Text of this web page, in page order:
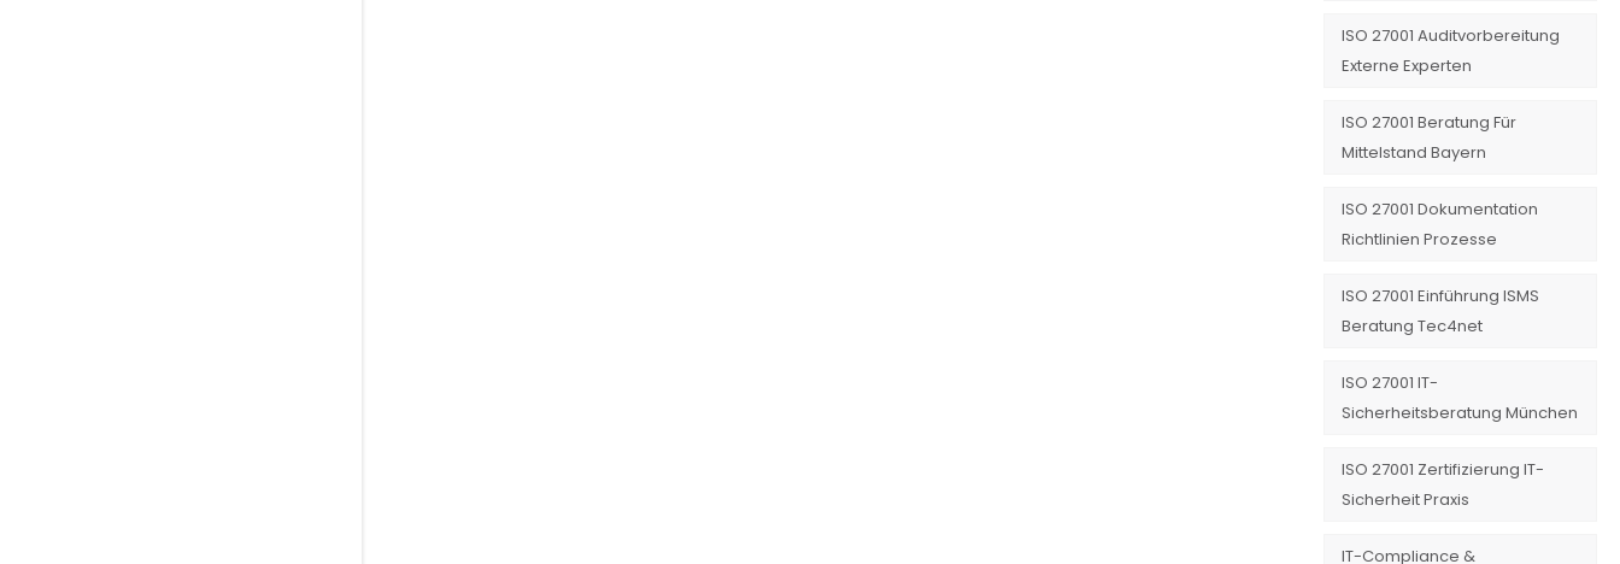
ISO 27001 Auditvorbereitung
Externe Experten
ISO 27001 Beratung Für
Mittelstand Bayern
ISO 27001 Dokumentation
Richtlinien Prozesse
ISO 27001 Einführung ISMS
Beratung Tec4net
ISO 27001 IT-
Sicherheitsberatung München
ISO 27001 Zertifizierung IT-
Sicherheit Praxis
IT-Compliance &